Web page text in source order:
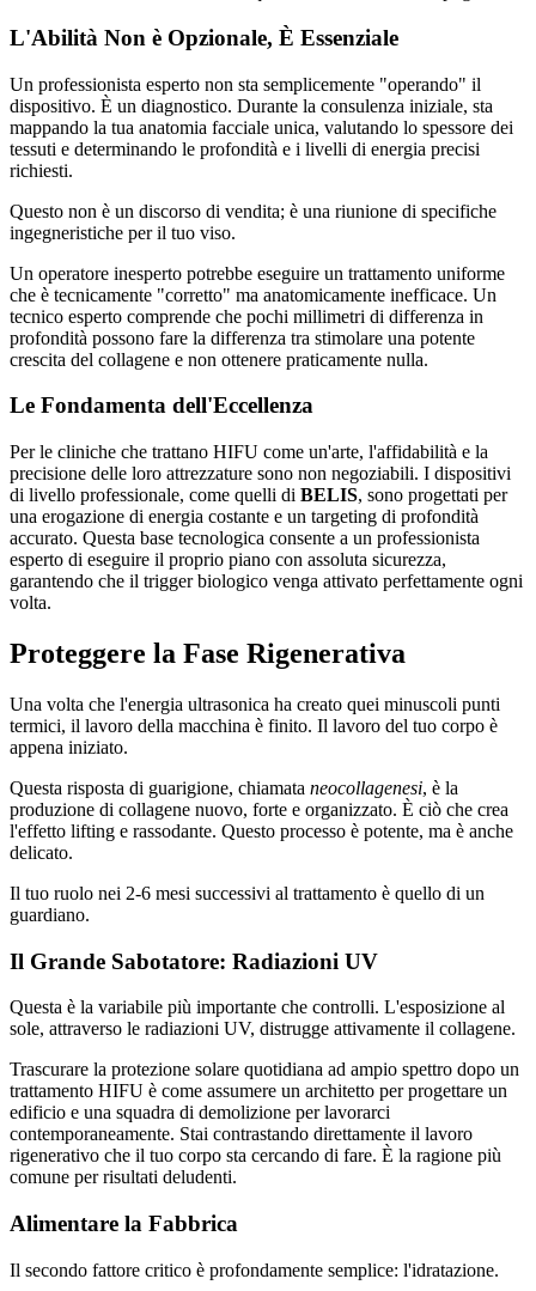
L'Abilità Non è Opzionale, È Essenziale
Un professionista esperto non sta semplicemente "operando" il
dispositivo. È un diagnostico. Durante la consulenza iniziale, sta
mappando la tua anatomia facciale unica, valutando lo spessore dei
tessuti e determinando le profondità e i livelli di energia precisi
richiesti.
Questo non è un discorso di vendita; è una riunione di specifiche
ingegneristiche per il tuo viso.
Un operatore inesperto potrebbe eseguire un trattamento uniforme
che è tecnicamente "corretto" ma anatomicamente inefficace. Un
tecnico esperto comprende che pochi millimetri di differenza in
profondità possono fare la differenza tra stimolare una potente
crescita del collagene e non ottenere praticamente nulla.
Le Fondamenta dell'Eccellenza
Per le cliniche che trattano HIFU come un'arte, l'affidabilità e la
precisione delle loro attrezzature sono non negoziabili. I dispositivi
di livello professionale, come quelli di BELIS, sono progettati per
una erogazione di energia costante e un targeting di profondità
accurato. Questa base tecnologica consente a un professionista
esperto di eseguire il proprio piano con assoluta sicurezza,
garantendo che il trigger biologico venga attivato perfettamente ogni
volta.
Proteggere la Fase Rigenerativa
Una volta che l'energia ultrasonica ha creato quei minuscoli punti
termici, il lavoro della macchina è finito. Il lavoro del tuo corpo è
appena iniziato.
Questa risposta di guarigione, chiamata neocollagenesi, è la
produzione di collagene nuovo, forte e organizzato. È ciò che crea
l'effetto lifting e rassodante. Questo processo è potente, ma è anche
delicato.
Il tuo ruolo nei 2-6 mesi successivi al trattamento è quello di un
guardiano.
Il Grande Sabotatore: Radiazioni UV
Questa è la variabile più importante che controlli. L'esposizione al
sole, attraverso le radiazioni UV, distrugge attivamente il collagene.
Trascurare la protezione solare quotidiana ad ampio spettro dopo un
trattamento HIFU è come assumere un architetto per progettare un
edificio e una squadra di demolizione per lavorarci
contemporaneamente. Stai contrastando direttamente il lavoro
rigenerativo che il tuo corpo sta cercando di fare. È la ragione più
comune per risultati deludenti.
Alimentare la Fabbrica
Il secondo fattore critico è profondamente semplice: l'idratazione.